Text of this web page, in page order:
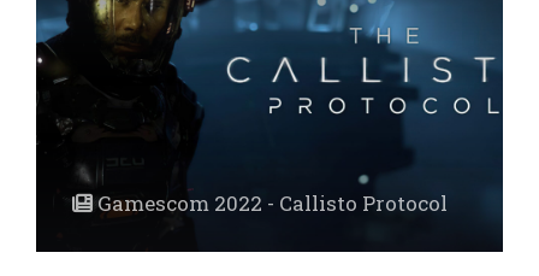
Gamescom 2022 - Callisto Protocol